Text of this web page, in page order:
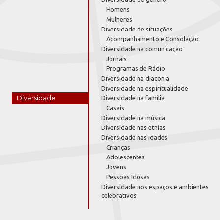
Diversidade
Homens
Mulheres
Diversidade de situações
Acompanhamento e Consolação
Diversidade na comunicação
Jornais
Programas de Rádio
Diversidade na diaconia
Diversidade na espiritualidade
Diversidade na família
Casais
Diversidade na música
Diversidade nas etnias
Diversidade nas idades
Crianças
Adolescentes
Jovens
Pessoas Idosas
Diversidade nos espaços e ambientes
celebrativos